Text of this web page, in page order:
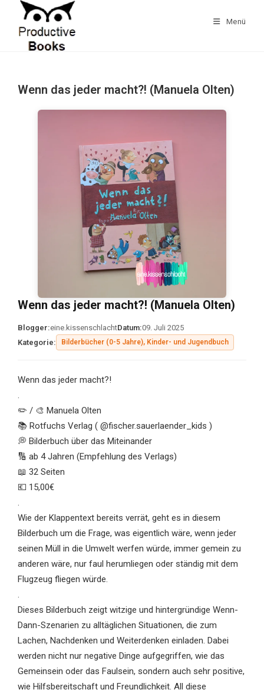
springen
Menü
Wenn das jeder macht?! (Manuela Olten)
Wenn das jeder macht?! (Manuela Olten)
Blogger:eine.kissenschlachtDatum:09. Juli 2025
Kategorie:
Bilderbücher (0-5 Jahre), Kinder- und Jugendbuch
Wenn das jeder macht?!
.
✏️ / 🎨 Manuela Olten
📚 Rotfuchs Verlag ( @fischer.sauerlaender_kids )
💭 Bilderbuch über das Miteinander
🔢 ab 4 Jahren (Empfehlung des Verlags)
📖 32 Seiten
💶 15,00€
.
Wie der Klappentext bereits verrät, geht es in diesem
Bilderbuch um die Frage, was eigentlich wäre, wenn jeder
seinen Müll in die Umwelt werfen würde, immer gemein zu
anderen wäre, nur faul herumliegen oder ständig mit dem
Flugzeug fliegen würde.
.
Dieses Bilderbuch zeigt witzige und hintergründige Wenn-
Dann-Szenarien zu alltäglichen Situationen, die zum
Lachen, Nachdenken und Weiterdenken einladen. Dabei
werden nicht nur negative Dinge aufgegriffen, wie das
Gemeinsein oder das Faulsein, sondern auch sehr positive,
wie Hilfsbereitschaft und Freundlichkeit. All diese